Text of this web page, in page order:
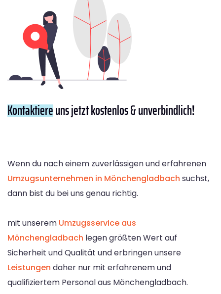
Kontaktiereuns jetzt kostenlos & unverbindlich!
Wenn du nach einem zuverlässigen und erfahrenen
Umzugsunternehmen in Mönchengladbach suchst,
dann bist du bei uns genau richtig.
mit unserem Umzugsservice aus
Mönchengladbach legen größten Wert auf
Sicherheit und Qualität und erbringen unsere
Leistungen daher nur mit erfahrenem und
qualifiziertem Personal aus Mönchengladbach.